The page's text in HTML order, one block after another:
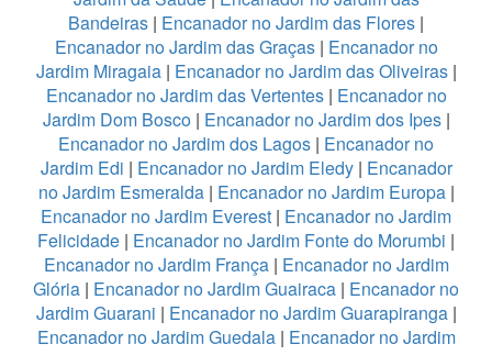
Bandeiras | Encanador no Jardim das Flores |
Encanador no Jardim das Graças| Encanador no
Jardim Miragaia| Encanador no Jardim das Oliveiras|
Encanador no Jardim das Vertentes| Encanador no
Jardim Dom Bosco| Encanador no Jardim dos Ipes|
Encanador no Jardim dos Lagos | Encanador no
Jardim Edi | Encanador no Jardim Eledy| Encanador
no Jardim Esmeralda| Encanador no Jardim Europa|
Encanador no Jardim Everest | Encanador no Jardim
Felicidade | Encanador no Jardim Fonte do Morumbi |
Encanador no Jardim França| Encanador no Jardim
Glória | Encanador no Jardim Guairaca | Encanador no
Jardim Guarani | Encanador no Jardim Guarapiranga|
Encanador no Jardim Guedala| Encanador no Jardim